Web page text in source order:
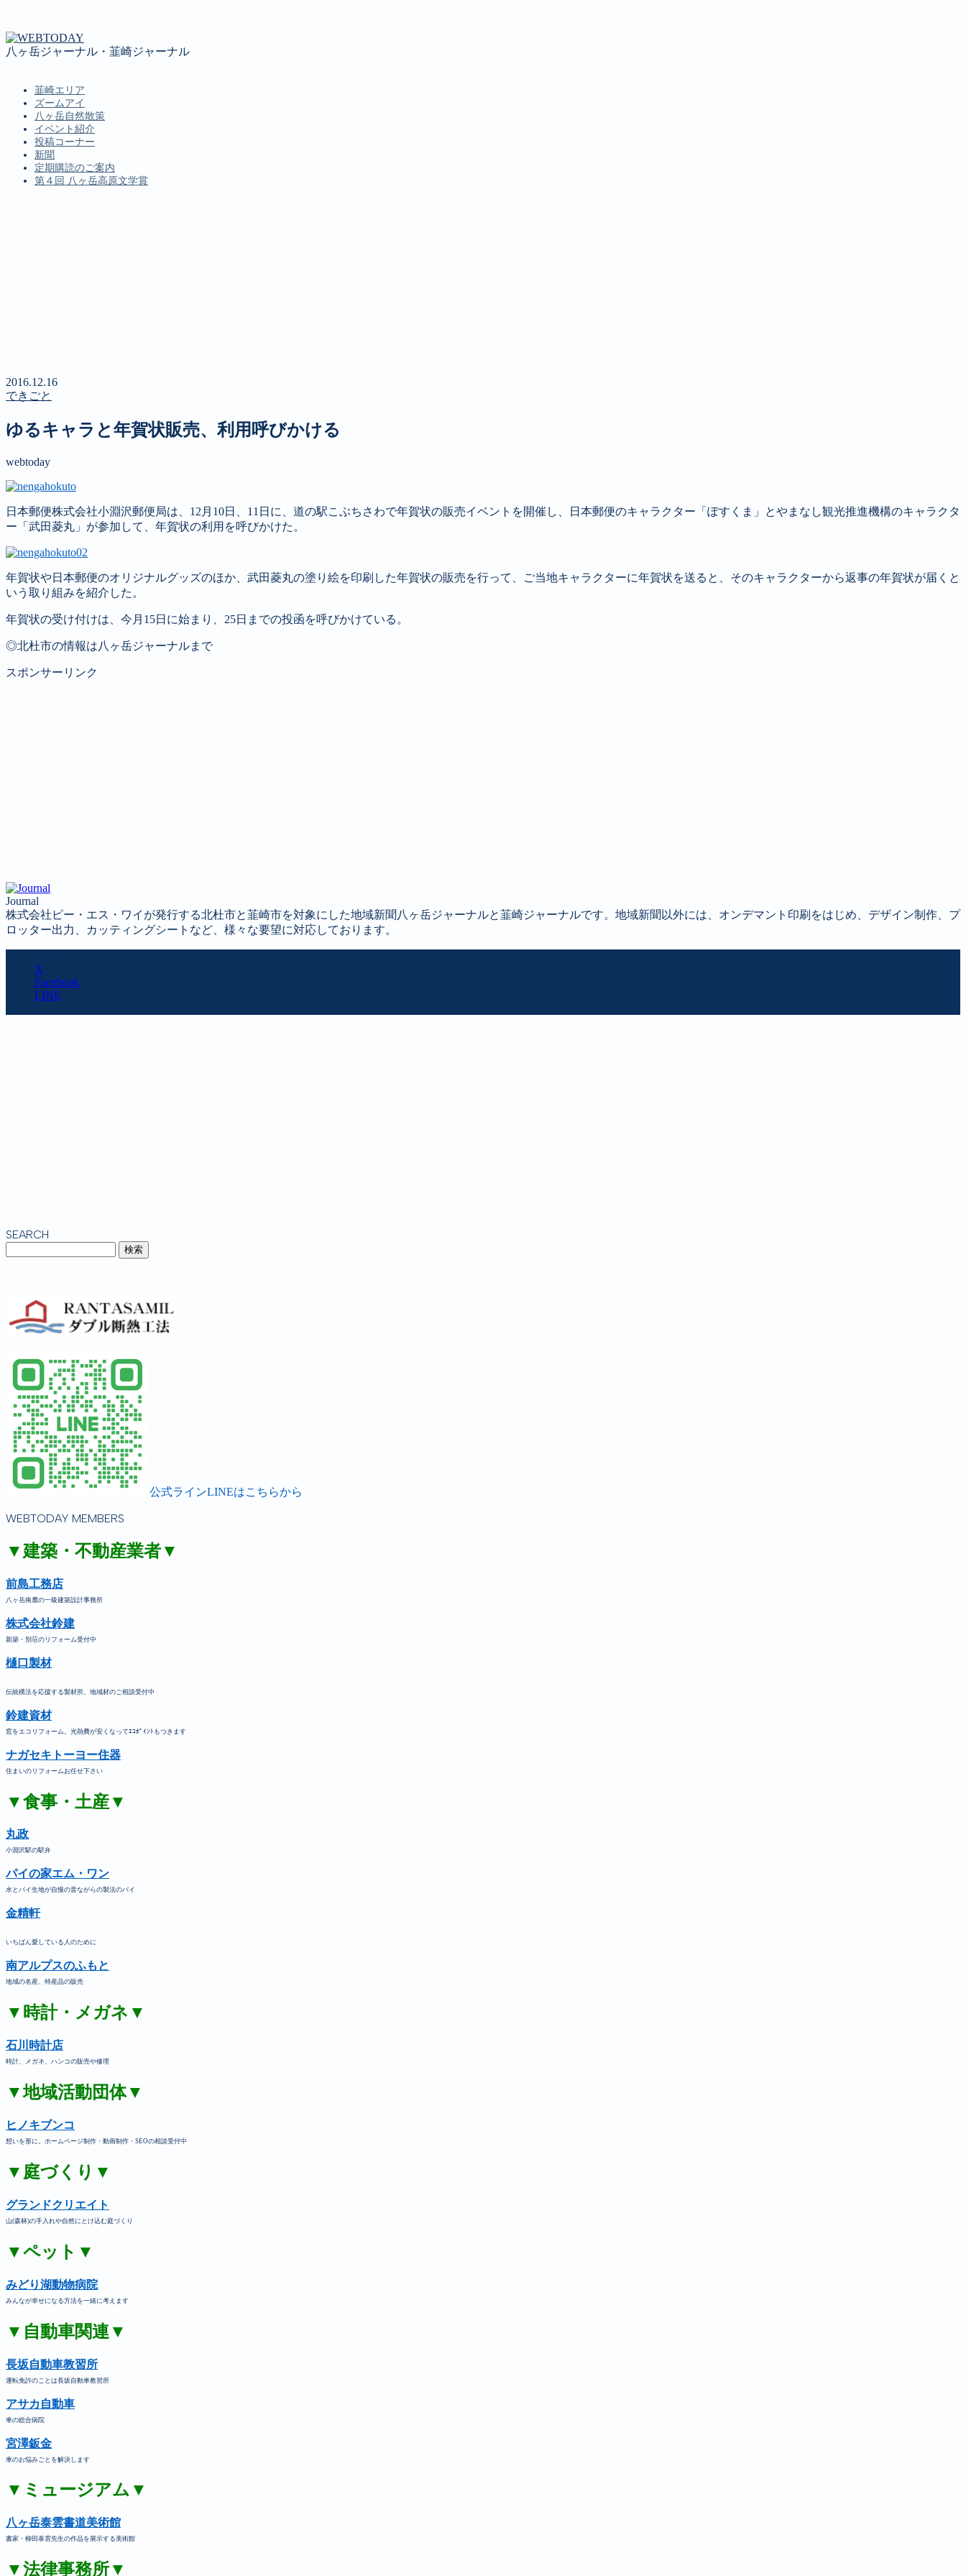
八ヶ岳ジャーナル・韮崎ジャーナル
韮崎エリア
ズームアイ
八ヶ岳自然散策
イベント紹介
投稿コーナー
新聞
定期購読のご案内
第４回 八ヶ岳高原文学賞
2016.12.16
できごと
ゆるキャラと年賀状販売、利用呼びかける
webtoday
日本郵便株式会社小淵沢郵便局は、12月10日、11日に、道の駅こぶちさわで年賀状の販売イベントを開催し、日本郵便のキャラクター「ぽすくま」とやまなし観光推進機構のキャラクタ
ー「武田菱丸」が参加して、年賀状の利用を呼びかけた。
年賀状や日本郵便のオリジナルグッズのほか、武田菱丸の塗り絵を印刷した年賀状の販売を行って、ご当地キャラクターに年賀状を送ると、そのキャラクターから返事の年賀状が届くと
いう取り組みを紹介した。
年賀状の受け付けは、今月15日に始まり、25日までの投函を呼びかけている。
◎北杜市の情報は八ヶ岳ジャーナルまで
スポンサーリンク
Journal
株式会社ピー・エス・ワイが発行する北杜市と韮崎市を対象にした地域新聞八ヶ岳ジャーナルと韮崎ジャーナルです。地域新聞以外には、オンデマント印刷をはじめ、デザイン制作、プ
ロッター出力、カッティングシートなど、様々な要望に対応しております。
X
Facebook
LINE
SEARCH
公式ラインLINEはこちらから
WEBTODAY MEMBERS
▼建築・不動産業者▼
前島工務店
八ヶ岳南麓の一級建築設計事務所
株式会社鈴建
新築・別荘のリフォーム受付中
樋口製材
伝統構法を応援する製材所。地域材のご相談受付中
鈴建資材
窓をエコリフォーム。光熱費が安くなってｴｺﾎﾟｲﾝﾄもつきます
ナガセキトーヨー住器
住まいのリフォームお任せ下さい
▼食事・土産▼
丸政
小淵沢駅の駅弁
パイの家エム・ワン
水とパイ生地が自慢の昔ながらの製法のパイ
金精軒
いちばん愛している人のために
南アルプスのふもと
地域の名産、特産品の販売
▼時計・メガネ▼
石川時計店
時計、メガネ、ハンコの販売や修理
▼地域活動団体▼
ヒノキブンコ
想いを形に。ホームページ制作・動画制作・SEOの相談受付中
▼庭づくり▼
グランドクリエイト
山(森林)の手入れや自然にとけ込む庭づくり
▼ペット▼
みどり湖動物病院
みんなが幸せになる方法を一緒に考えます
▼自動車関連▼
長坂自動車教習所
運転免許のことは長坂自動車教習所
アサカ自動車
車の総合病院
宮澤鈑金
車のお悩みごとを解決します
▼ミュージアム▼
八ヶ岳泰雲書道美術館
書家・柳田泰雲先生の作品を展示する美術館
▼法律事務所▼